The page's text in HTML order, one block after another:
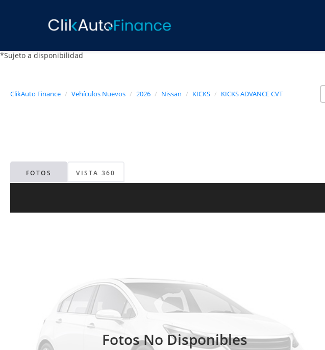
*Sujeto a disponibilidad
ClikAuto Finance Vehículos Nuevos 2026 Nissan KICKS KICKS ADVANCE CVT
FOTOS VISTA 360
Fotos No Disponibles